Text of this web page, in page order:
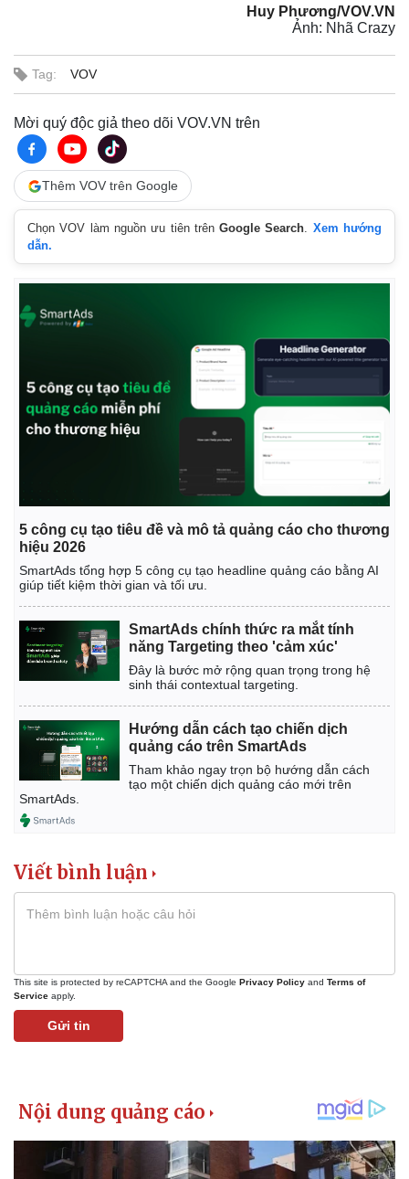
Kinh tế
Bất động sản
Khởi nghiệp
Giá vàng
Tiêu dùng
Chứng khoán
Giá cà phê
Pháp luật
Tư vấn luật
Huy Phương/VOV.VN
Ảnh: Nhã Crazy
Tag: VOV
Mời quý độc giả theo dõi VOV.VN trên
Thêm VOV trên Google
Chọn VOV làm nguồn ưu tiên trênGoogle Search. Xem hướng
dẫn.
5 công cụ tạo tiêu đề và mô tả quảng cáo cho thương
hiệu 2026
SmartAds tổng hợp 5 công cụ tạo headline quảng cáo bằng AI
giúp tiết kiệm thời gian và tối ưu.
SmartAds chính thức ra mắt tính
năng Targeting theo 'cảm xúc'
Đây là bước mở rộng quan trọng trong hệ
sinh thái contextual targeting.
Hướng dẫn cách tạo chiến dịch
quảng cáo trên SmartAds
Tham khảo ngay trọn bộ hướng dẫn cách
tạo một chiến dịch quảng cáo mới trên
SmartAds.
Viết bình luận
This site is protected by reCAPTCHA and the Google Privacy Policy and Terms of
Service apply.
Gửi tin